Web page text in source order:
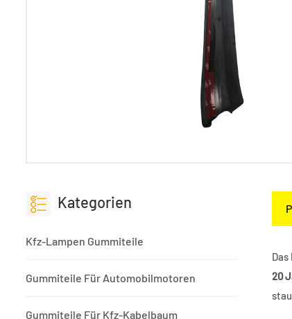
Das
20
Kategorien
Kfz-Lampen Gummiteile
Gummiteile Für Automobilmotoren
Gummiteile Für Kfz-Kabelbaum